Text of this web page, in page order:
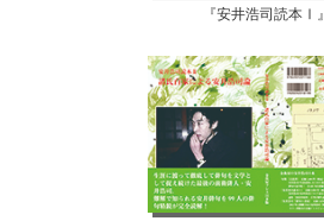
『安井浩司読本Ⅰ』